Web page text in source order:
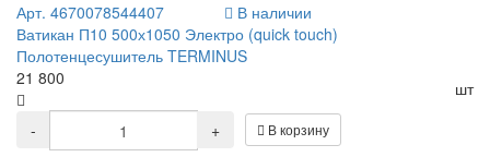
Арт. 4670078544407
В наличии
Ватикан П10 500х1050 Электро (quick touch)
Полотенцесушитель TERMINUS
21 800
шт
-
+ В корзину